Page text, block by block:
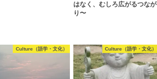
はなく、むしろ広がるつなが
り〜
Culture（語学・文化） Culture（語学・文化）